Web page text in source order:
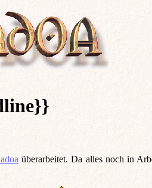
überarbeitet. Da alles noch in